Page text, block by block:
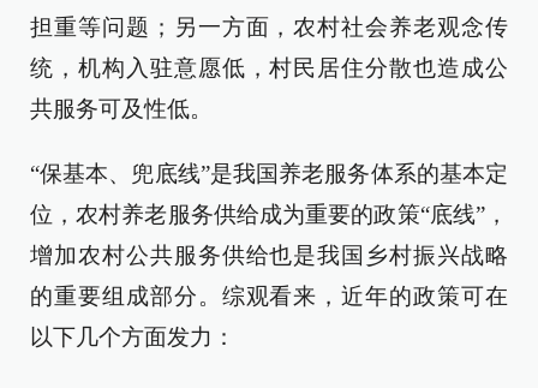
担重等问题；另一方面，农村社会养老观念传
统，机构入驻意愿低，村民居住分散也造成公
共服务可及性低。
“保基本、兜底线”是我国养老服务体系的基本定
位，农村养老服务供给成为重要的政策“底线”，
增加农村公共服务供给也是我国乡村振兴战略
的重要组成部分。综观看来，近年的政策可在
以下几个方面发力：